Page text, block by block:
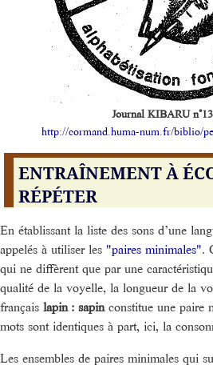
Journal KIBARU
http://cormand.huma-num.fr/biblio/
ENTRAÎNEMENT À
RÉPÉTER
En établissant la liste des sons d’une
appelés à utiliser les "paires minimales".
qui ne diffèrent que par une
qualité de la voyelle, la longueur de la
français lapin : sapinconstitue une paire
mots sont identiques à part, ici, la
Les ensembles de paires minimales qui